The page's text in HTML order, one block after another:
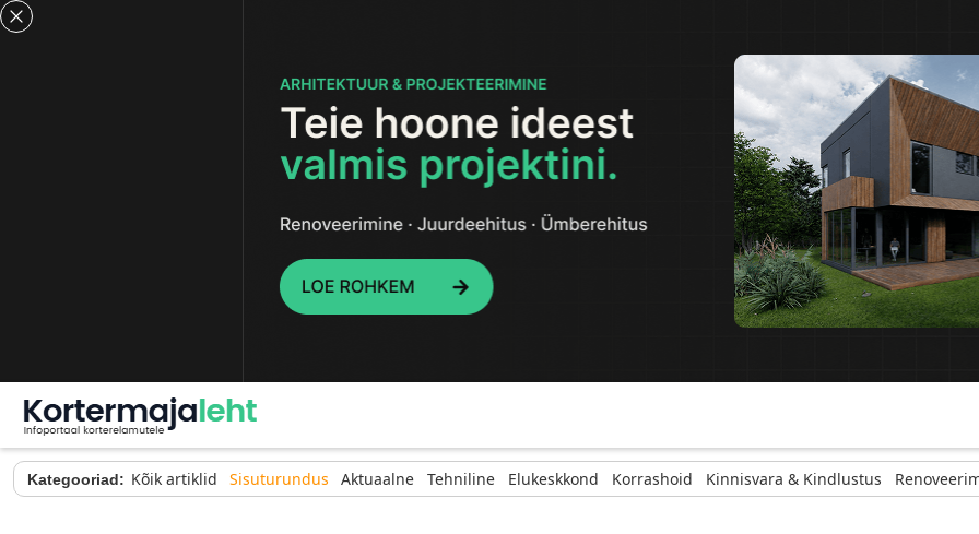
Kategooriad: Kõik artiklid Sisuturundus Aktuaalne Tehniline Elukeskkond Korrashoid Kinnisvara & Kindlustus